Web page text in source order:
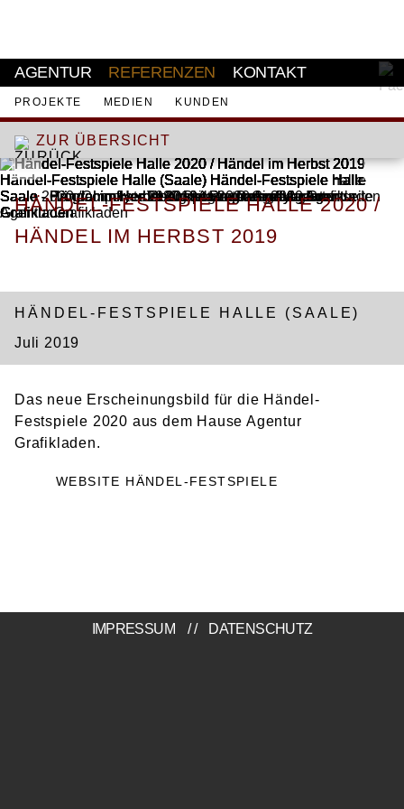
AGENTUR REFERENZEN KONTAKT
PROJEKTE MEDIEN KUNDEN
ZUR ÜBERSICHT
HÄNDEL-FESTSPIELE HALLE 2020 /
HÄNDEL IM HERBST 2019
HÄNDEL-FESTSPIELE HALLE (SAALE)
Juli 2019
Das neue Erscheinungsbild für die Händel-
Festspiele 2020 aus dem Hause Agentur
Grafikladen.
WEBSITE HÄNDEL-FESTSPIELE
IMPRESSUM // DATENSCHUTZ